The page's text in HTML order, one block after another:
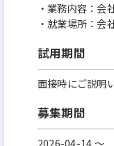
・業務内容：会
・就業場所：会
試用期間
面接時にご説明
募集期間
2026-04-14 〜